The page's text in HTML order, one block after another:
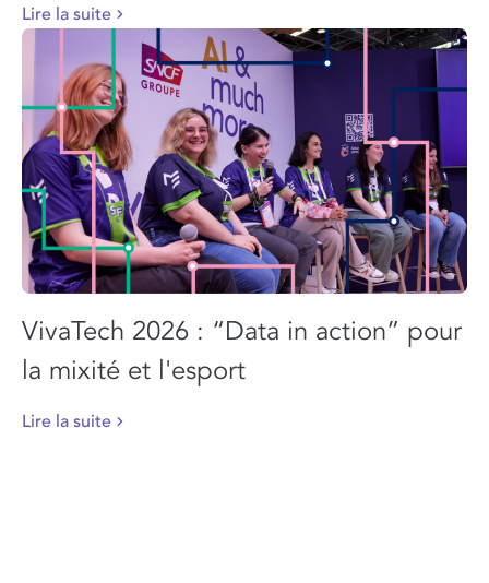
Lire la suite
VivaTech 2026 : “Data in action” pour
la mixité et l'esport
Lire la suite